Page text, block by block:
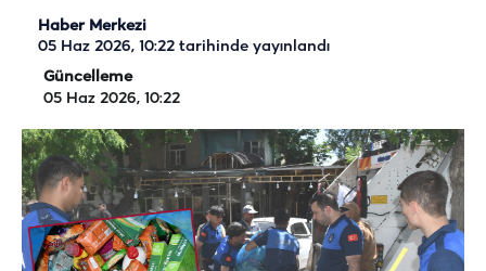
Haber Merkezi
05 Haz 2026, 10:22 tarihinde yayınlandı
Güncelleme
05 Haz 2026, 10:22